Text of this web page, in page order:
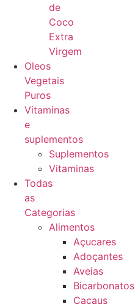
de
Coco
Extra
Virgem
Oleos
Vegetais
Puros
Vitaminas
e
suplementos
Suplementos
Vitaminas
Todas
as
Categorias
Alimentos
Açucares
Adoçantes
Aveias
Bicarbonatos
Cacaus